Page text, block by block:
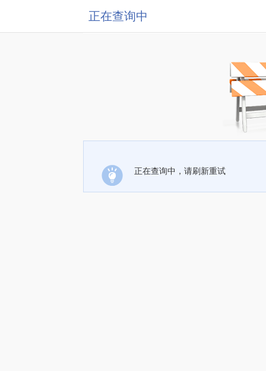
正在查询中
正在查询中，请刷新重试